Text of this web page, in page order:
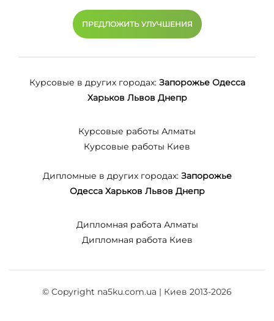
ПРЕДЛОЖИТЬ УЛУЧШЕНИЯ
Курсовые в других городах: Запорожье Одесса
Харьков Львов Днепр
Курсовые работы Алматы
Курсовые работы Киев
Дипломные в других городах: Запорожье
Одесса Харьков Львов Днепр
Дипломная работа Алматы
Дипломная работа Киев
© Copyright na5ku.com.ua | Киев 2013-2026